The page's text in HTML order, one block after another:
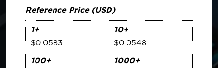
Reference Price (USD)
1+
$0.0583
10+
$0.0548
100+
1000+